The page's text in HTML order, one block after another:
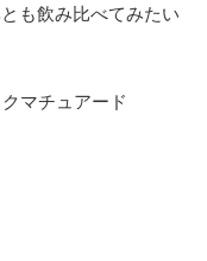
も飲み比べてみたい
マチュアード